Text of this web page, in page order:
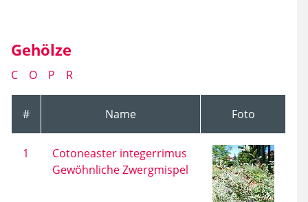
Gehölze
C O P R
# Name Foto
1
Cotoneaster integerrimus
Gewöhnliche Zwergmispel